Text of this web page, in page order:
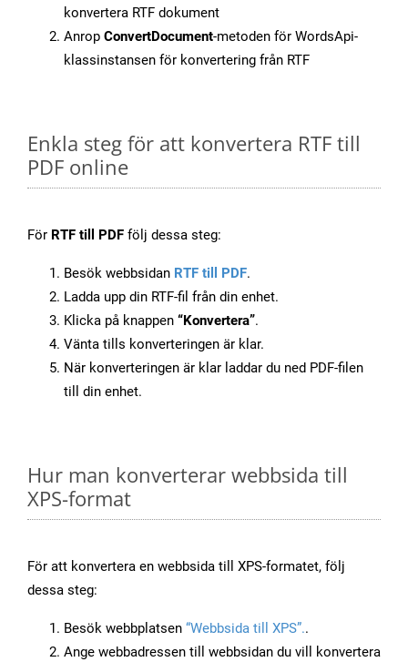
konvertera RTF dokument
Anrop ConvertDocument-metoden för WordsApi-
klassinstansen för konvertering från RTF
Enkla steg för att konvertera RTF till
PDF online
För RTF till PDF följ dessa steg:
Besök webbsidan RTF till PDF.
Ladda upp din RTF-fil från din enhet.
Klicka på knappen “Konvertera”.
Vänta tills konverteringen är klar.
När konverteringen är klar laddar du ned PDF-filen
till din enhet.
Hur man konverterar webbsida till
XPS-format
För att konvertera en webbsida till XPS-formatet, följ
dessa steg:
Besök webbplatsen “Webbsida till XPS”..
Ange webbadressen till webbsidan du vill konvertera